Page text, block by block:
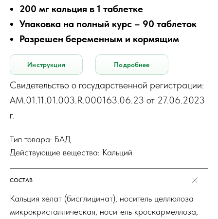
200 мг кальция в 1 таблетке
Упаковка на полный курс – 90 таблеток
Разрешен беременным и кормящим
Инструкция Подробнее
Свидетельство о государственной регистрации:
AM.01.11.01.003.R.000163.06.23 от 27.06.2023
г.
Тип товара: БАД
Действующие вещества: Кальций
СОСТАВ
Кальция хелат (бисглицинат), носитель целлюлоза
микрокристаллическая, носитель кроскармеллоза,